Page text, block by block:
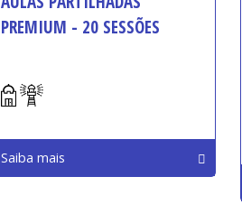
PREMIUM - 20 SESSÕES
Saiba mais